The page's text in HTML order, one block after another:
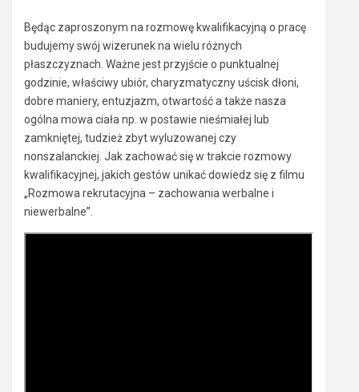
Będąc zaproszonym na rozmowę kwalifikacyjną o pracę
budujemy swój wizerunek na wielu różnych
płaszczyznach. Ważne jest przyjście o punktualnej
godzinie, właściwy ubiór, charyzmatyczny uścisk dłoni,
dobre maniery, entuzjazm, otwartość a także nasza
ogólna mowa ciała np. w postawie nieśmiałej lub
zamkniętej, tudzież zbyt wyluzowanej czy
nonszalanckiej. Jak zachować się w trakcie rozmowy
kwalifikacyjnej, jakich gestów unikać dowiedz się z filmu
„Rozmowa rekrutacyjna – zachowania werbalne i
niewerbalne”.